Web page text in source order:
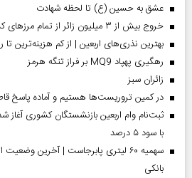
عشق به حسین (ع) تا لحظه شهادت
خروج بیش از ۳ میلیون زائر از تمام مرز‌های کشور
بهترین نذری‌های اربعین | از کم هزینه‌ترین
رهگیری پهپاد MQ9 بر فراز تنگه هرمز
‌زائران سبز
در کمین تروریست‌ها هستیم و آماده پاسخ
با سود ۵ درصد
سهمیه ۶۰ لیتری پابرجاست | آخرین
بانکی